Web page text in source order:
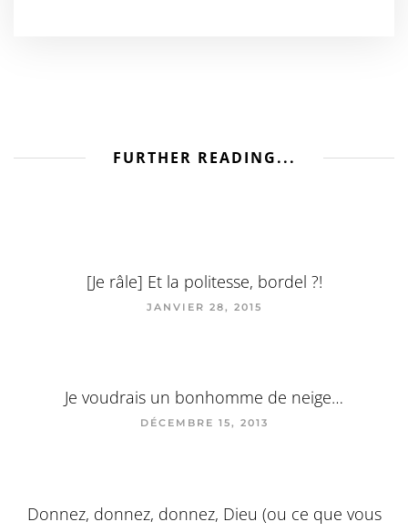
FURTHER READING...
[Je râle] Et la politesse, bordel ?!
JANVIER 28, 2015
Je voudrais un bonhomme de neige…
DÉCEMBRE 15, 2013
Donnez, donnez, donnez, Dieu (ou ce que vous